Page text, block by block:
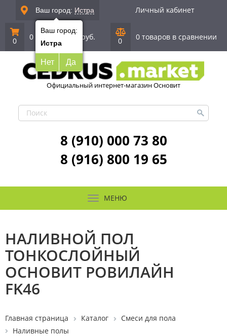
Ваш город: Истра
Ваш город:
Истра
Нет Да
Личный кабинет
0 0 позиций | 0 руб. 0 0 товаров в сравнении
Официальный интернет-магазин Основит
8 (910) 000 73 80
8 (916) 800 19 65
МЕНЮ
НАЛИВНОЙ ПОЛ
ТОНКОСЛОЙНЫЙ
ОСНОВИТ РОВИЛАЙН
FK46
Главная страница Каталог
Смеси для пола
Наливные полы